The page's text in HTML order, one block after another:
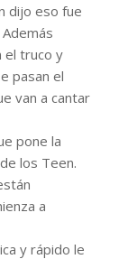
dijo eso fue
el truco y
pasan el
van a cantar
pone la
los Teen.
a
y rápido le